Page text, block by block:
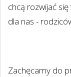
chcą rozwijać
dla nas -
Zachęcamy do